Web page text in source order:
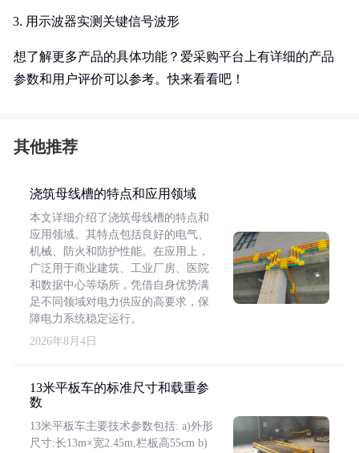
用示波器实测关键信号波形
想了解更多产品的具体功能？爱采购平台上有详细的产品
参数和用户评价可以参考。快来看看吧！
其他推荐
浇筑母线槽的特点和应用领域
本文详细介绍了浇筑母线槽的特点和
应用领域。其特点包括良好的电气、
机械、防火和防护性能。在应用上，
广泛用于商业建筑、工业厂房、医院
和数据中心等场所，凭借自身优势满
足不同领域对电力供应的高要求，保
障电力系统稳定运行。
2026年8月4日
13米平板车的标准尺寸和载重参
数
13米平板车主要技术参数包括: a)外形
尺寸:长13m×宽2.45m,栏板高55cm b)